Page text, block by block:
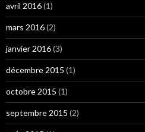
avril 2016(1)
mars 2016(2)
janvier 2016(3)
décembre 2015 (1)
octobre 2015 (1)
septembre 2015 (2)